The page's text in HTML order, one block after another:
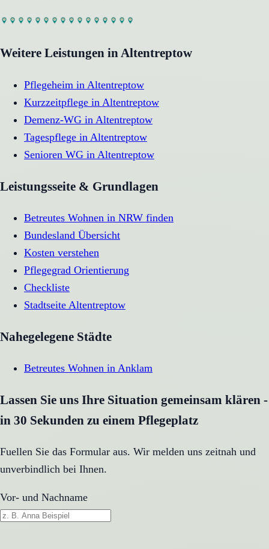
Weitere Leistungen inAltentreptow
Pflegeheim in Altentreptow
Kurzzeitpflege in Altentreptow
Demenz-WG in Altentreptow
Tagespflege in Altentreptow
Senioren WG in Altentreptow
Leistungsseite & Grundlagen
Betreutes Wohnen in NRW finden
Bundesland Übersicht
Kosten verstehen
Pflegegrad Orientierung
Checkliste
Stadtseite Altentreptow
Nahegelegene Städte
Betreutes Wohnen in Anklam
Lassen Sie uns Ihre Situation gemeinsam klären -
in 30 Sekunden zu einem Pflegeplatz
Fuellen Sie das Formular aus. Wir melden uns zeitnah und
unverbindlich bei Ihnen.
Vor- und Nachname